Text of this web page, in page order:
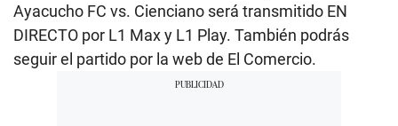
Ayacucho FC vs. Cienciano será transmitido EN
DIRECTO por L1 Max y L1 Play. También podrás
seguir el partido por la web de El Comercio.